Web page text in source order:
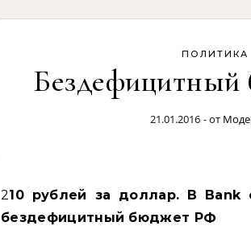
ПОЛИТИКА
21.01.2016 - от
210 рублей за доллар. В Bank of America рассчитали
бездефицитный бюджет РФ